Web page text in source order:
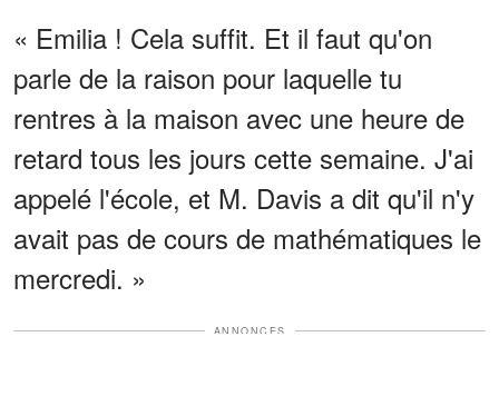
« Emilia ! Cela suffit. Et il faut qu'on
parle de la raison pour laquelle tu
rentres à la maison avec une heure de
retard tous les jours cette semaine. J'ai
appelé l'école, et M. Davis a dit qu'il n'y
avait pas de cours de mathématiques le
mercredi. »
ANNONCES